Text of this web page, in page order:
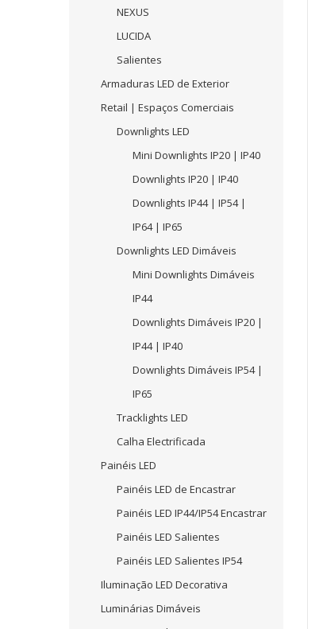
NEXUS
LUCIDA
Salientes
Armaduras LED de Exterior
Retail | Espaços Comerciais
Downlights LED
Mini Downlights IP20 | IP40
Downlights IP20 | IP40
Downlights IP44 | IP54 |
IP64 | IP65
Downlights LED Dimáveis
Mini Downlights Dimáveis
IP44
Downlights Dimáveis IP20 |
IP44 | IP40
Downlights Dimáveis IP54 |
IP65
Tracklights LED
Calha Electrificada
Painéis LED
Painéis LED de Encastrar
Painéis LED IP44/IP54 Encastrar
Painéis LED Salientes
Painéis LED Salientes IP54
Iluminação LED Decorativa
Luminárias Dimáveis